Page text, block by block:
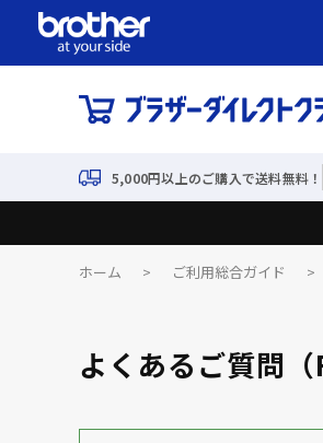
5,000円以上のご購入で送料無料！
ホーム > ご利用総合ガイド >
よくあるご質問（